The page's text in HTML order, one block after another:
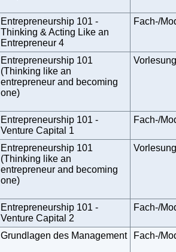
Entrepreneurship 101 -
Thinking & Acting Like an
Entrepreneur 4
Fach-/
Entrepreneurship 101
(Thinking like an
entrepreneur and becoming
one)
Entrepreneurship 101 -
Venture Capital 1
Fach-/
Entrepreneurship 101
(Thinking like an
entrepreneur and becoming
one)
Entrepreneurship 101 -
Venture Capital 2
Fach-/
Grundlagen des Management Fach-/